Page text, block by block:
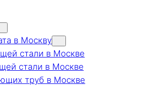
в Москву
стали в Москве
стали в Москве
труб в Москве